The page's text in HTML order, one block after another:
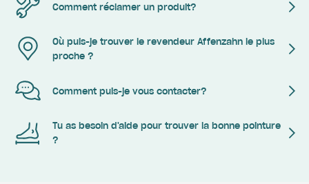
Comment réclamer un produit?
Où puis-je trouver le revendeur Affenzahn le plus
proche ?
Comment puis-je vous contacter?
Tu as besoin d'aide pour trouver la bonne pointure
?